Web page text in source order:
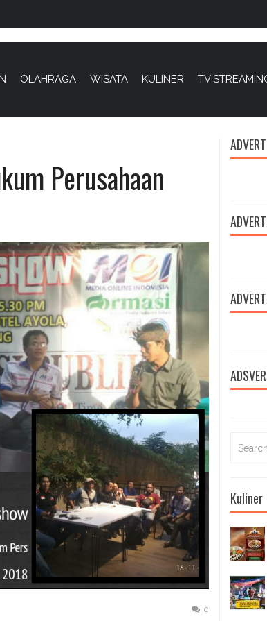
OLAHRAGA WISATA KULINER TV
Perusahaan
0
for:
Kuliner